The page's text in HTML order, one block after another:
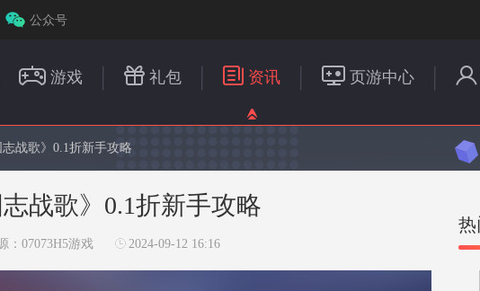
公众号
游戏 礼包 资讯 页游中心
志战歌》0.1折新手攻略
志战歌》0.1折新手攻略
：07073H5游戏 2024-09-12 16:16
热